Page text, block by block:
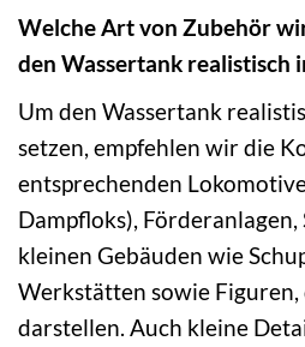
Welche Art von Zubehör
den Wassertank realistisch
Um den Wassertank
setzen, empfehlen wir die
entsprechenden
Dampfloks),
kleinen Gebäuden wie
Werkstätten sowie
darstellen. Auch kleine